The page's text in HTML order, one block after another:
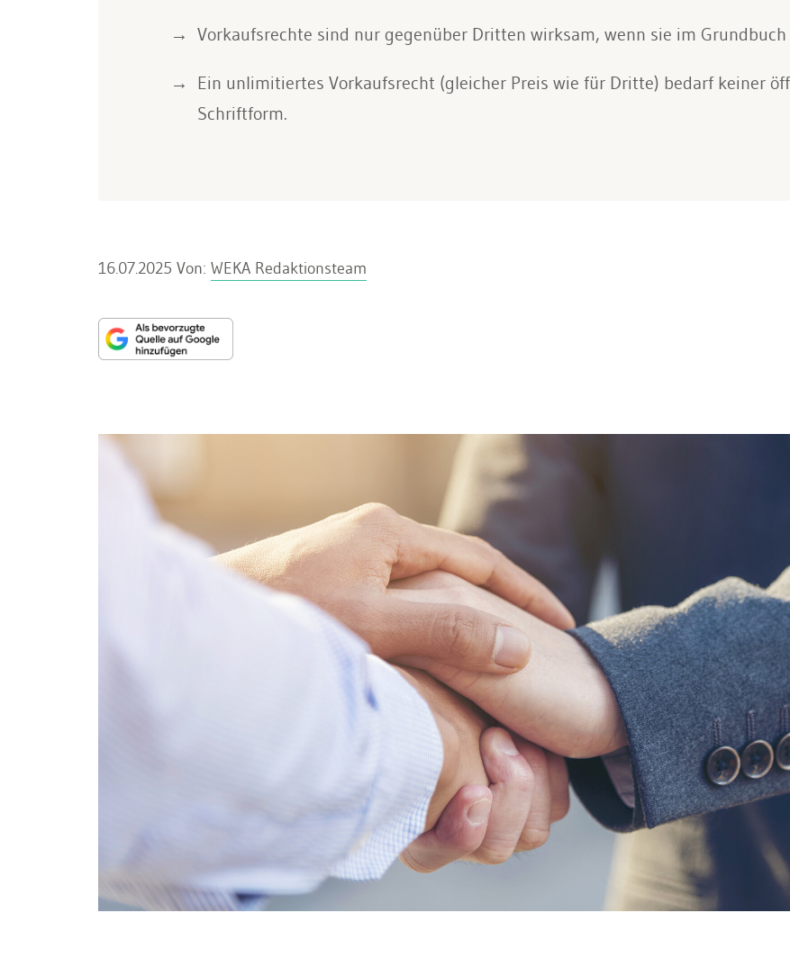
Vorkaufsrechte sind nur gegenüber Dritten wirksam, wenn sie im
Ein unlimitiertes Vorkaufsrecht (gleicher Preis wie für Dritte) bedarf keiner
Schriftform.
16.07.2025 Von: WEKA Redaktionsteam